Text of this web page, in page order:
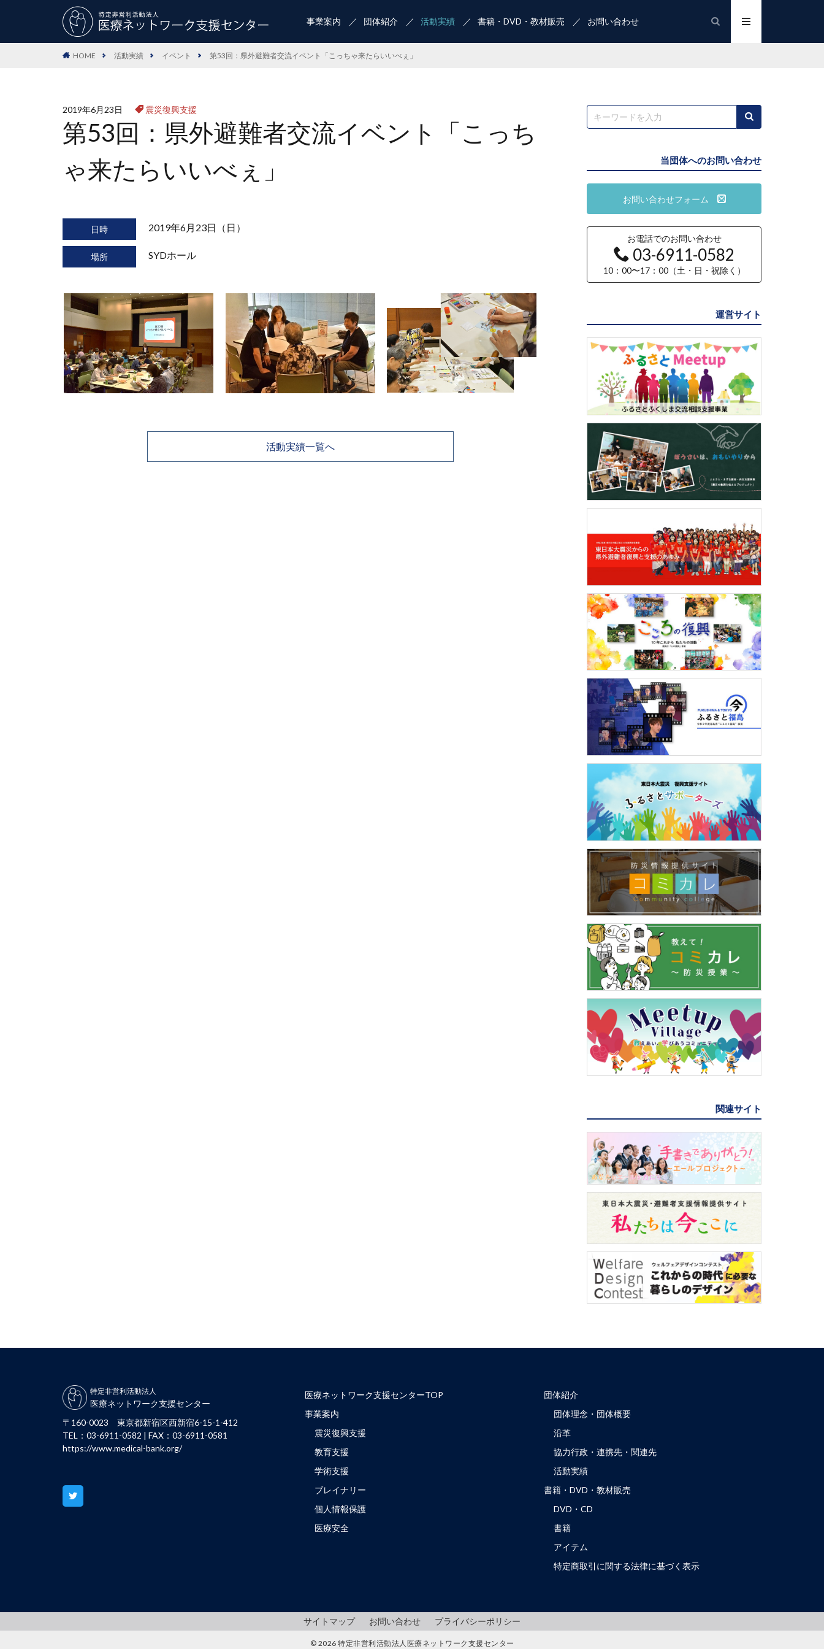
事業案内 団体紹介 活動実績 書籍・DVD・教材販売 お問い合わせ
HOME 活動実績 イベント 第53回：県外避難者交流イベント「こっちゃ来たらいいべぇ」
2019年6月23日 震災復興支援
第53回：県外避難者交流イベント「こっち
ゃ来たらいいべぇ」
日時 2019年6月23日（日）
場所 SYDホール
活動実績一覧へ
当団体へのお問い合わせ
お問い合わせフォーム
お電話でのお問い合わせ
03-6911-0582
10：00〜17：00（土・日・祝除く）
運営サイト
関連サイト
特定非営利活動法人
医療ネットワーク支援センター
〒160-0023 東京都新宿区西新宿6-15-1-412
TEL：03-6911-0582 | FAX：03-6911-0581
https://www.medical-bank.org/
医療ネットワーク支援センターTOP
事業案内
震災復興支援
教育支援
学術支援
ブレイナリー
個人情報保護
医療安全
団体紹介
団体理念・団体概要
沿革
協力行政・連携先・関連先
活動実績
書籍・DVD・教材販売
DVD・CD
書籍
アイテム
特定商取引に関する法律に基づく表示
サイトマップ お問い合わせ プライバシーポリシー
© 2026 特定非営利活動法人医療ネットワーク支援センター